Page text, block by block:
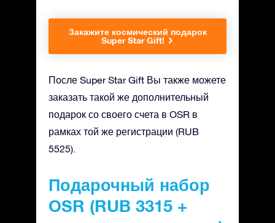
Закажите космический подарок
Super Star Gift!
После Super Star Gift Вы также можете
заказать такой же дополнительный
подарок со своего счета в OSR в
рамках той же регистрации (RUB
5525).
Подарочный набор
OSR (RUB 3315 +